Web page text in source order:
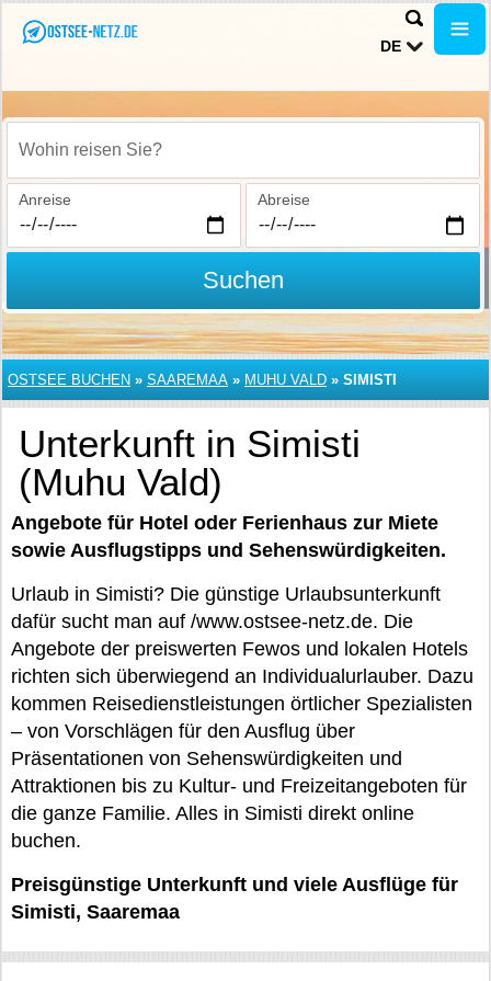
DE
Wohin reisen Sie?
Anreise Abreise
Suchen
OSTSEE BUCHEN » SAAREMAA » MUHU VALD » SIMISTI
Unterkunft in Simisti
(Muhu Vald)
Angebote für Hotel oder Ferienhaus zur Miete
sowie Ausflugstipps und Sehenswürdigkeiten.
Urlaub in Simisti? Die günstige Urlaubsunterkunft
dafür sucht man auf /www.ostsee-netz.de. Die
Angebote der preiswerten Fewos und lokalen Hotels
richten sich überwiegend an Individualurlauber. Dazu
kommen Reisedienstleistungen örtlicher Spezialisten
– von Vorschlägen für den Ausflug über
Präsentationen von Sehenswürdigkeiten und
Attraktionen bis zu Kultur- und Freizeitangeboten für
die ganze Familie. Alles in Simisti direkt online
buchen.
Preisgünstige Unterkunft und viele Ausflüge für
Simisti, Saaremaa